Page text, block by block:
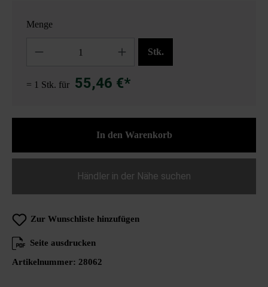
Menge
Stk.
= 1 Stk. für 55,46 €*
In den Warenkorb
Händler in der Nähe suchen
Zur Wunschliste hinzufügen
Seite ausdrucken
Artikelnummer: 28062